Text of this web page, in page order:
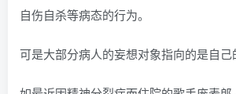
自伤自杀等病态的行为。
可是大部分病人的妄想对象指向的是自己